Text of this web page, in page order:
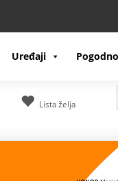
Uređaji
Lista želja